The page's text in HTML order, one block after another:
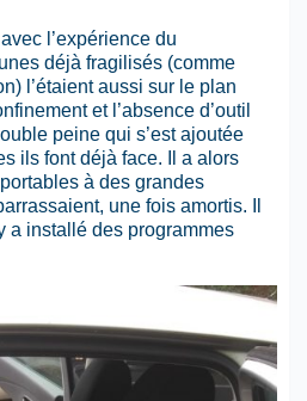
l’expérience du
déjà fragilisés (comme
l’étaient aussi sur le plan
et l’absence d’outil
peine qui s’est ajoutée
ils font déjà face. Il a alors
à des grandes
une fois amortis. Il
a installé des programmes